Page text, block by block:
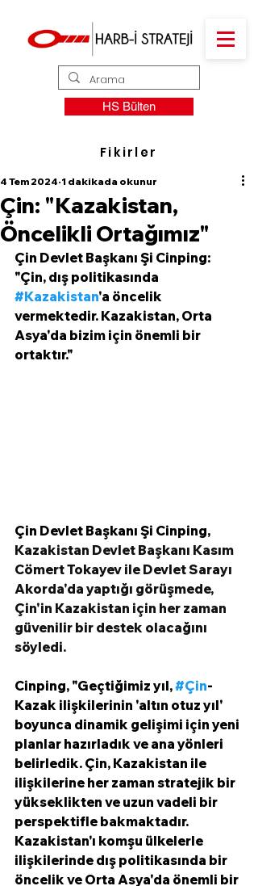
HS Bülten
Fikirler
Çin: "Kazakistan,
Öncelikli Ortağımız"
4 Tem 2024 1 dakikada okunur
Çin Devlet Başkanı Şi Cinping:
"Çin, dış politikasında
#Kazakistan'a öncelik
vermektedir. Kazakistan, Orta
Asya'da bizim için önemli bir
ortaktır."
Çin Devlet Başkanı Şi Cinping,
Kazakistan Devlet Başkanı Kasım
Cömert Tokayev ile Devlet Sarayı
Akorda'da yaptığı görüşmede,
Çin'in Kazakistan için her zaman
güvenilir bir destek olacağını
söyledi.
Cinping, "Geçtiğimiz yıl, #Çin-
Kazak ilişkilerinin 'altın otuz yıl'
boyunca dinamik gelişimi için yeni
planlar hazırladık ve ana yönleri
belirledik. Çin, Kazakistan ile
ilişkilerine her zaman stratejik bir
yükseklikten ve uzun vadeli bir
perspektifle bakmaktadır.
Kazakistan'ı komşu ülkelerle
ilişkilerinde dış politikasında bir
öncelik ve Orta Asya'da önemli bir